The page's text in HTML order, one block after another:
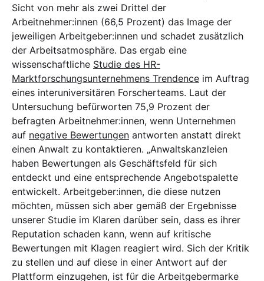
Sicht von mehr als zwei Drittel der
Arbeitnehmer:innen (66,5 Prozent) das Image der
jeweiligen Arbeitgeber:innen und schadet zusätzlich
der Arbeitsatmosphäre. Das ergab eine
wissenschaftliche Studie des HR-
Marktforschungsunternehmens Trendence im Auftrag
eines interuniversitären Forscherteams. Laut der
Untersuchung befürworten 75,9 Prozent der
befragten Arbeitnehmer:innen, wenn Unternehmen
auf negative Bewertungen antworten anstatt direkt
einen Anwalt zu kontaktieren. „Anwaltskanzleien
haben Bewertungen als Geschäftsfeld für sich
entdeckt und eine entsprechende Angebotspalette
entwickelt. Arbeitgeber:innen, die diese nutzen
möchten, müssen sich aber gemäß der Ergebnisse
unserer Studie im Klaren darüber sein, dass es ihrer
Reputation schaden kann, wenn auf kritische
Bewertungen mit Klagen reagiert wird. Sich der Kritik
zu stellen und auf diese in einer Antwort auf der
Plattform einzugehen, ist für die Arbeitgebermarke